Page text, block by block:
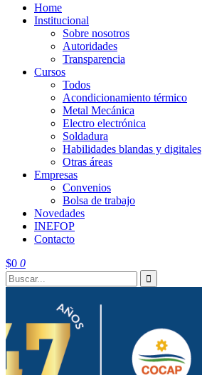
Home
Institucional
Sobre nosotros
Autoridades
Transparencia
Cursos
Todos
Acondicionamiento térmico
Metal Mecánica
Electro electrónica
Soldadura
Habilidades blandas y digitales
Otras áreas
Empresas
Convenios
Bolsa de trabajo
Novedades
INEFOP
Contacto
$0 0